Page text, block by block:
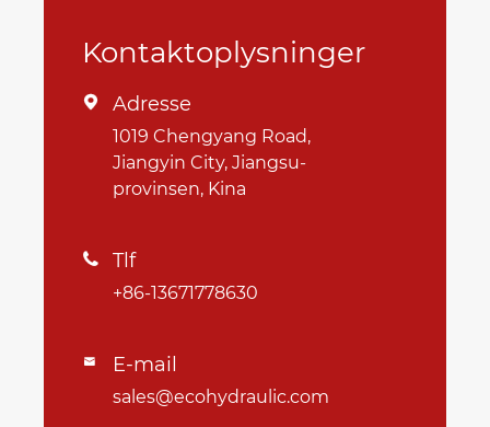
Kontaktoplysninger
 Adresse
1019 Chengyang Road,
Jiangyin City, Jiangsu-
provinsen, Kina
 Tlf
+86-13671778630
 E-mail
sales@ecohydraulic.com